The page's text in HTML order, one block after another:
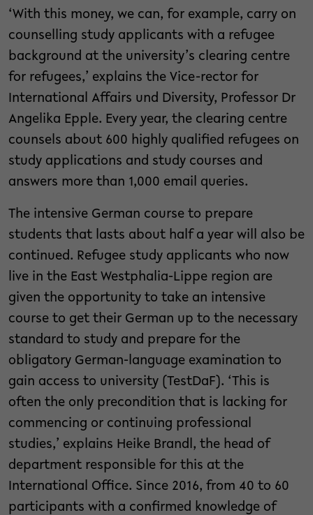
‘With this money, we can, for example, carry on
counselling study applicants with a refugee
background at the university’s clearing centre
for refugees,’ explains the Vice-rector for
International Affairs und Diversity, Professor Dr
Angelika Epple. Every year, the clearing centre
counsels about 600 highly qualified refugees on
study applications and study courses and
answers more than 1,000 email queries.
The intensive German course to prepare
students that lasts about half a year will also be
continued. Refugee study applicants who now
live in the East Westphalia-Lippe region are
given the opportunity to take an intensive
course to get their German up to the necessary
standard to study and prepare for the
obligatory German-language examination to
gain access to university (TestDaF). ‘This is
often the only precondition that is lacking for
commencing or continuing professional
studies,’ explains Heike Brandl, the head of
department responsible for this at the
International Office. Since 2016, from 40 to 60
participants with a confirmed knowledge of